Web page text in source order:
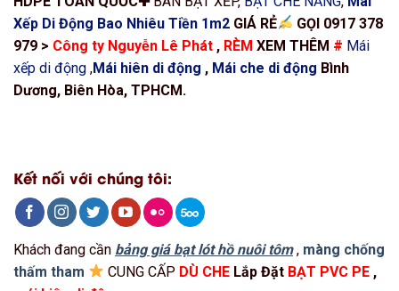
Xếp Di Động Bao Nhiêu Tiền 1m2 GIÁ RẺ
GỌI 0917 378
979 > Công ty Nguyễn Lê Phát , RÈM XEM THÊM # Mái
xếp di động ,Mái hiên di động , Mái che di động Bình
Dương, Biên Hòa, TPHCM.
Kết nối với chúng tôi:
Khách đang cần bảng giá bạt lót hồ nuôi tôm, màng chống
thấm tham
CUNG CẤP DÙ CHE Lắp Đặt BẠT PVC PE ,